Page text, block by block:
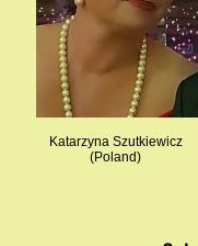
Katarzyna Szutkiewicz
(Poland)